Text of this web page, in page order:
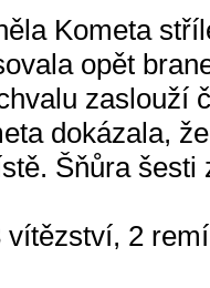
Kometa
opět
zaslouží
dokázala,
Šňůra
vítězství, 2